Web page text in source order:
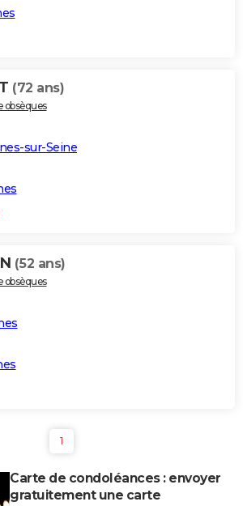
(72 ans)
obsèques
sur-Seine
(52 ans)
obsèques
1
Carte de condoléances : envoyer
gratuitement une carte